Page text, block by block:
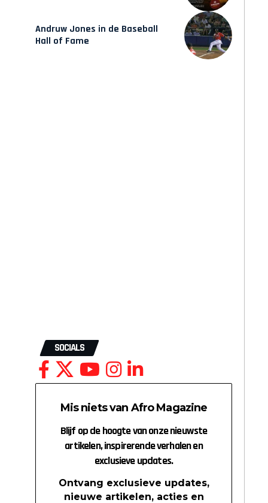
Andruw Jones in de Baseball
Hall of Fame
SOCIALS
Mis niets van Afro Magazine
Blijf op de hoogte van onze nieuwste
artikelen, inspirerende verhalen en
exclusieve updates.
Ontvang exclusieve updates,
nieuwe artikelen, acties en